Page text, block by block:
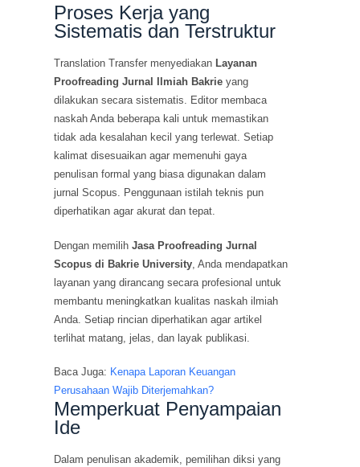
Proses Kerja yang
Sistematis dan Terstruktur
Translation Transfer menyediakan Layanan
Proofreading Jurnal Ilmiah Bakrie yang
dilakukan secara sistematis. Editor membaca
naskah Anda beberapa kali untuk memastikan
tidak ada kesalahan kecil yang terlewat. Setiap
kalimat disesuaikan agar memenuhi gaya
penulisan formal yang biasa digunakan dalam
jurnal Scopus. Penggunaan istilah teknis pun
diperhatikan agar akurat dan tepat.
Dengan memilihJasa Proofreading Jurnal
Scopus di Bakrie University , Anda mendapatkan
layanan yang dirancang secara profesional untuk
membantu meningkatkan kualitas naskah ilmiah
Anda. Setiap rincian diperhatikan agar artikel
terlihat matang, jelas, dan layak publikasi.
Baca Juga: Kenapa Laporan Keuangan
Perusahaan Wajib Diterjemahkan?
Memperkuat Penyampaian
Ide
Dalam penulisan akademik, pemilihan diksi yang